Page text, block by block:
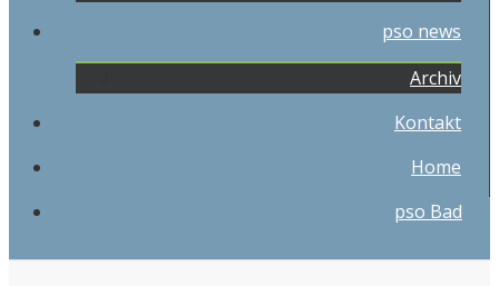
pso news
Archiv
Kontakt
Home
pso Bad